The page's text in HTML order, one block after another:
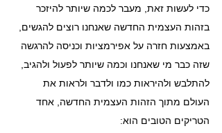
כדי לעשות זאת, מעבר לכמה שיותר להיזכר
בזהות העצמית החדשה שאנחנו רוצים להגשים,
באמצעות חזרה על אפירמציות וכניסה להרגשה
שזה כבר מי שאנחנו וכמה שיותר לפעול ולהגיב,
להתלבש ולהיראות כמו ולדבר ולראות את
העולם מתוך הזהות העצמית החדשה, אחד
הטריקים הטובים הוא: